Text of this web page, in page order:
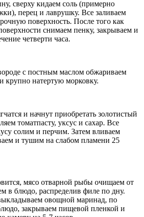
сверху кидаем соль (примерно
перец и лаврушку. Все заливаем
поверхность. После того как
снимаем пенку, закрываем и
четверти часа.
с постным маслом обжариваем
крупно натертую морковку.
и начнут приобретать золотистый
томатпасту, уксус и сахар. Все
солим и перчим. Затем вливаем
и тушим на слабом пламени 25
мясо отварной рыбы очищаем от
в блюдо, распределив филе по дну.
овощной маринад, по
закрываем пищевой пленкой и